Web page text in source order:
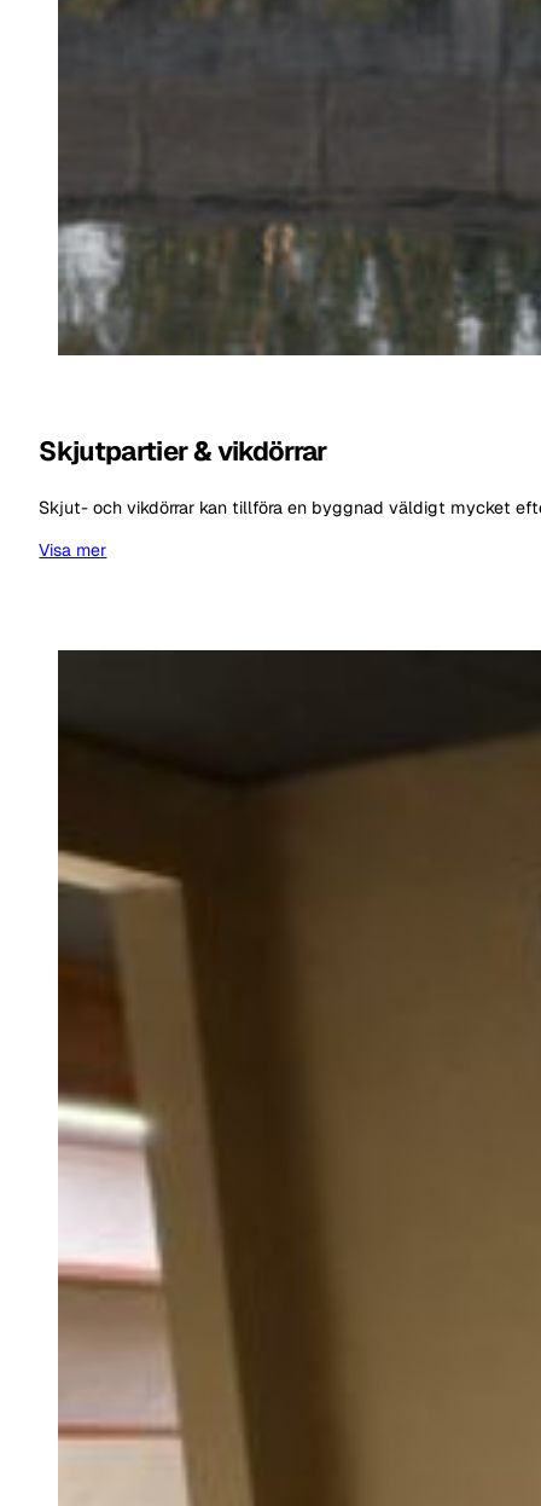
Skjutpartier & vikdörrar
Skjut- och vikdörrar kan tillföra en byggnad väldigt mycket
Visa mer